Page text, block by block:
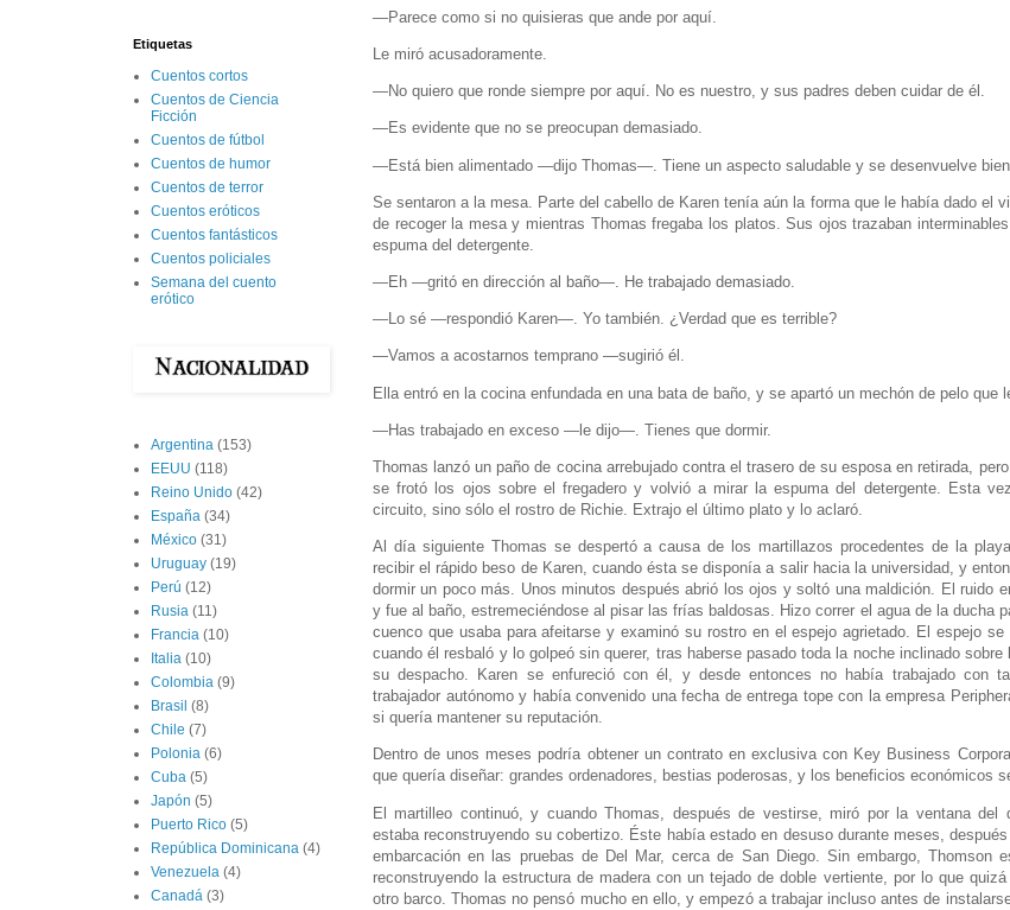
—Parece como si no quisieras que ande por aquí.
Le miró acusadoramente.
—No quiero que ronde siempre por aquí. No es nuestro, y sus padres deben cuidar de él.
—Es evidente que no se preocupan demasiado.
—Está bien alimentado —dijo Thomas—. Tiene un aspecto saludable y se desenvuelve bien.
Se sentaron a la mesa. Parte del cabello de Karen tenía aún la forma que le había dado el
de recoger la mesa y mientras Thomas fregaba los platos. Sus ojos trazaban
espuma del detergente.
—Eh —gritó en dirección al baño—. He trabajado demasiado.
—Lo sé —respondió Karen—. Yo también. ¿Verdad que es terrible?
—Vamos a acostarnos temprano —sugirió él.
Ella entró en la cocina enfundada en una bata de baño, y se apartó un mechón de pelo que
—Has trabajado en exceso —le dijo—. Tienes que dormir.
Thomas lanzó un paño de cocina arrebujado contra el trasero de su esposa en retirada,
se frotó los ojos sobre el fregadero y volvió a mirar la espuma del detergente. Esta
circuito, sino sólo el rostro de Richie. Extrajo el último plato y lo aclaró.
Al día siguiente Thomas se despertó a causa de los martillazos procedentes de la
recibir el rápido beso de Karen, cuando ésta se disponía a salir hacia la universidad, y
dormir un poco más. Unos minutos después abrió los ojos y soltó una maldición. El ruido
y fue al baño, estremeciéndose al pisar las frías baldosas. Hizo correr el agua de la ducha
cuenco que usaba para afeitarse y examinó su rostro en el espejo agrietado. El espejo
cuando él resbaló y lo golpeó sin querer, tras haberse pasado toda la noche inclinado
su despacho. Karen se enfureció con él, y desde entonces no había trabajado con
trabajador autónomo y había convenido una fecha de entrega tope con la empresa
si quería mantener su reputación.
Dentro de unos meses podría obtener un contrato en exclusiva con Key Business
que quería diseñar: grandes ordenadores, bestias poderosas, y los beneficios económicos
El martilleo continuó, y cuando Thomas, después de vestirse, miró por la ventana del
estaba reconstruyendo su cobertizo. Éste había estado en desuso durante meses,
embarcación en las pruebas de Del Mar, cerca de San Diego. Sin embargo, Thomson
reconstruyendo la estructura de madera con un tejado de doble vertiente, por lo que
otro barco. Thomas no pensó mucho en ello, y empezó a trabajar incluso antes de
Etiquetas
Cuentos cortos
Cuentos de Ciencia
Ficción
Cuentos de fútbol
Cuentos de humor
Cuentos de terror
Cuentos eróticos
Cuentos fantásticos
Cuentos policiales
Semana del cuento
erótico
Argentina (153)
EEUU (118)
Reino Unido (42)
España (34)
México (31)
Uruguay (19)
Perú (12)
Rusia (11)
Francia (10)
Italia (10)
Colombia (9)
Brasil (8)
Chile (7)
Polonia (6)
Cuba (5)
Japón (5)
Puerto Rico (5)
República Dominicana (4)
Venezuela (4)
Canadá (3)